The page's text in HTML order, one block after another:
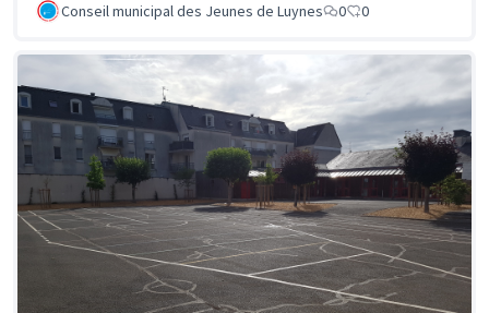
Conseil municipal des Jeunes de Luynes
0 0